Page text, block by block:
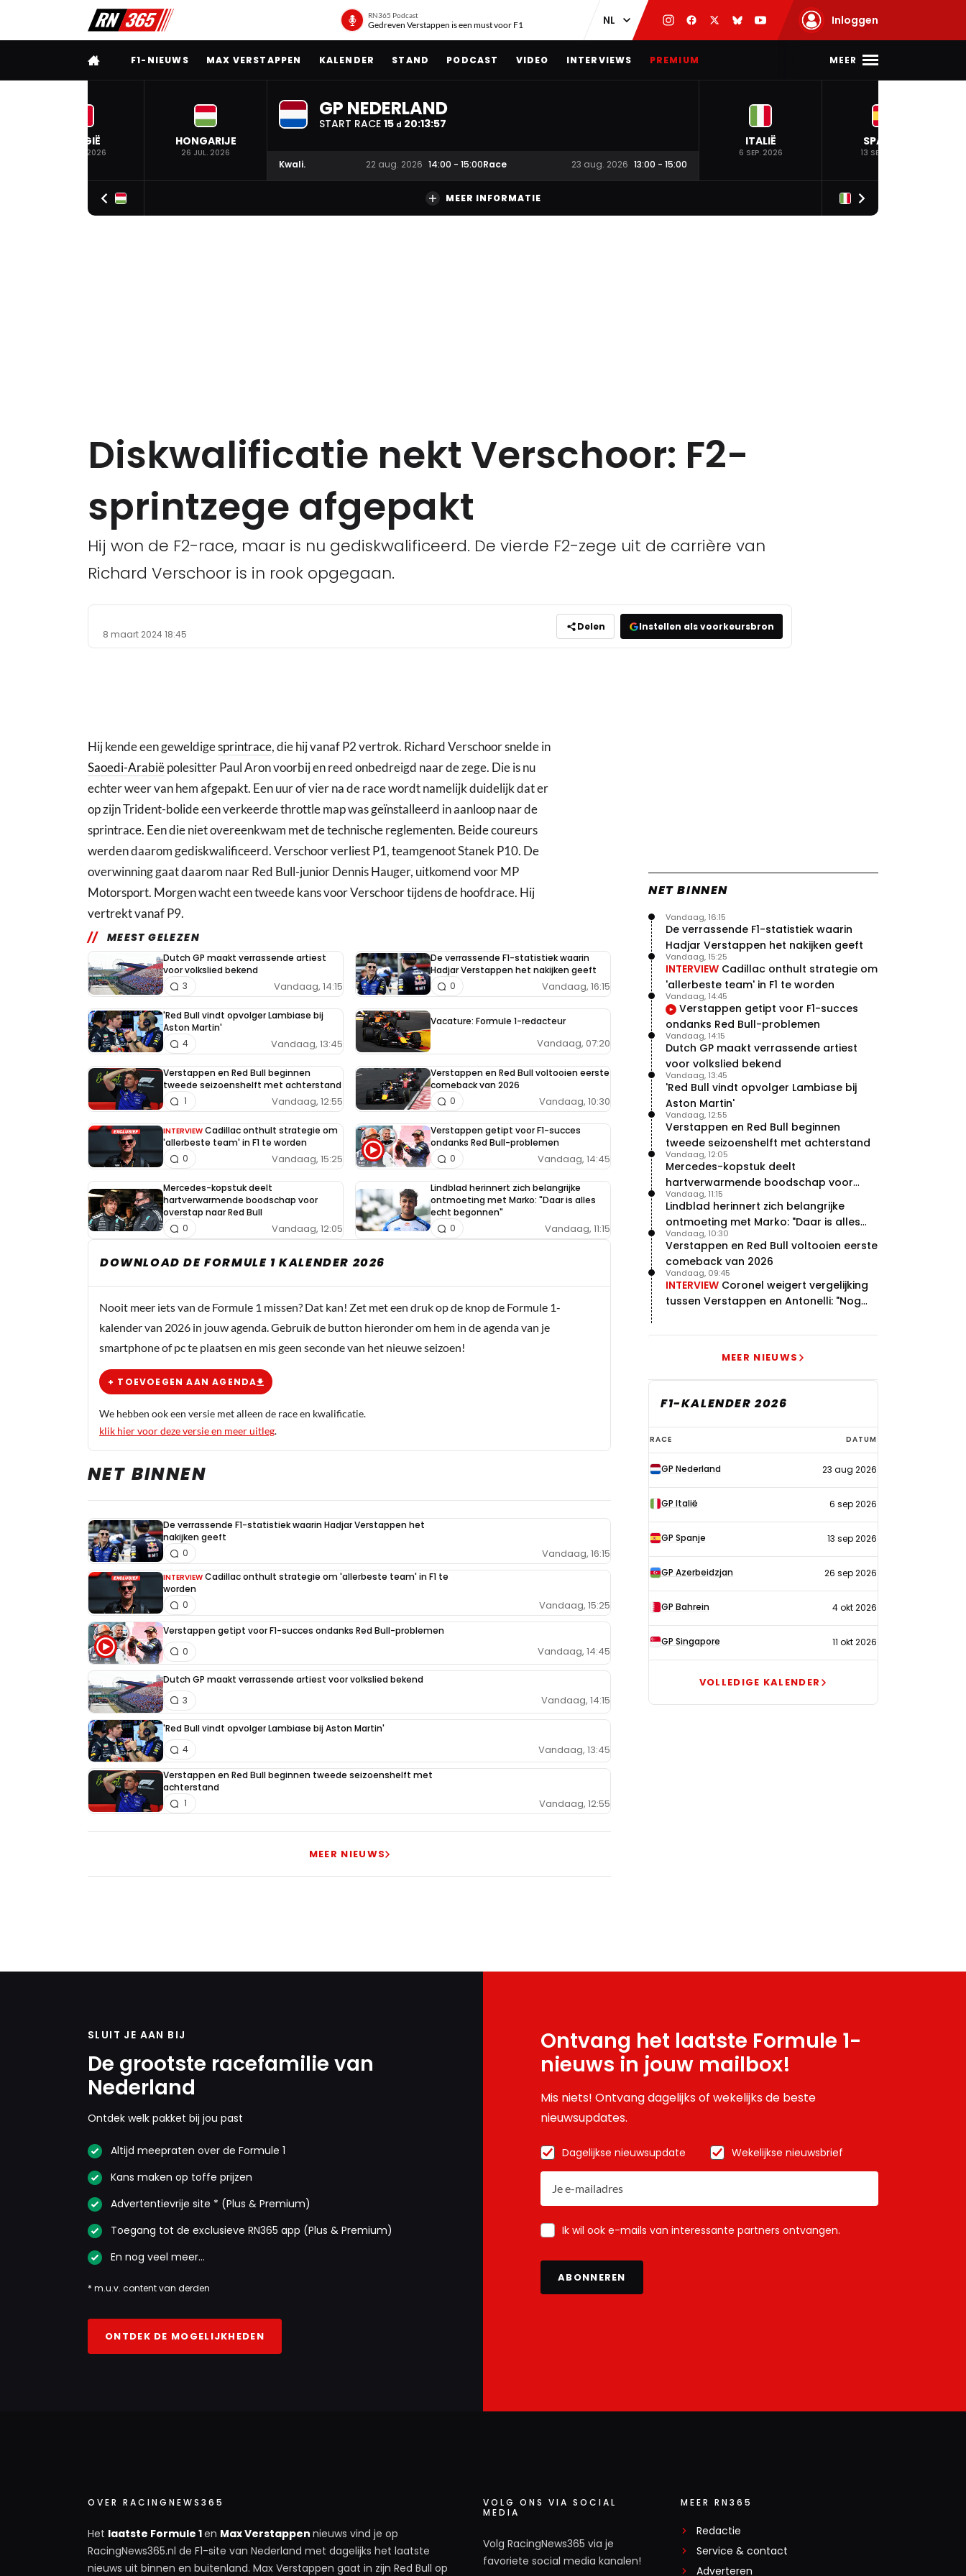
RN365 Podcast
Gedreven Verstappen is een must voor F1 Inloggen
VOLLEDIG MENU
F1-NIEUWS MAX VERSTAPPEN KALENDER STAND PODCAST VIDEO INTERVIEWS PREMIUM MEER
BELGIË
19 JUL. 2026
HONGARIJE
26 JUL. 2026
GP NEDERLAND
START RACE 15 d 20:13:56
Kwali. 22 aug. 2026 14:00 - 15:00Race 23 aug. 2026 13:00 - 15:00
ITALIË
6 SEP. 2026
SPANJE
13 SEP. 2026
MEER INFORMATIE
Diskwalificatie nekt Verschoor: F2-
sprintzege afgepakt
Hij won de F2-race, maar is nu gediskwalificeerd. De vierde F2-zege uit de carrière van
Richard Verschoor is in rook opgegaan.
8 maart 2024 18:45
Delen Instellen als voorkeursbron
Hij kende een geweldigesprintrace, die hij vanaf P2 vertrok. Richard Verschoor snelde in
Saoedi-Arabiëpolesitter Paul Aron voorbij en reed onbedreigd naar de zege. Die is nu
echter weer van hem afgepakt. Een uur of vier na de race wordt namelijk duidelijk dat er
op zijn Trident-bolide een verkeerde throttle map was geïnstalleerd in aanloop naar de
sprintrace. Een die niet overeenkwam met de technische reglementen. Beide coureurs
werden daarom gediskwalificeerd. Verschoor verliest P1, teamgenoot Stanek P10. De
overwinning gaat daarom naar Red Bull-junior Dennis Hauger, uitkomend voor MP
Motorsport. Morgen wacht een tweede kans voor Verschoor tijdens de hoofdrace. Hij
vertrekt vanaf P9.
MEEST GELEZEN
Dutch GP maakt verrassende artiest
voor volkslied bekend
Vandaag, 14:15
3
De verrassende F1-statistiek waarin
Hadjar Verstappen het nakijken geeft
Vandaag, 16:15
0
'Red Bull vindt opvolger Lambiase bij
Aston Martin'
Vandaag, 13:45
4
Vacature: Formule 1-redacteur
Vandaag, 07:20
Verstappen en Red Bull beginnen
tweede seizoenshelft met achterstand
Vandaag, 12:55
1
Verstappen en Red Bull voltooien eerste
comeback van 2026
Vandaag, 10:30
0
INTERVIEW Cadillac onthult strategie om
'allerbeste team' in F1 te worden
Vandaag, 15:25
0
Verstappen getipt voor F1-succes
ondanks Red Bull-problemen
Vandaag, 14:45
0
Mercedes-kopstuk deelt
hartverwarmende boodschap voor
overstap naar Red Bull
Vandaag, 12:05
0
Lindblad herinnert zich belangrijke
ontmoeting met Marko: "Daar is alles
echt begonnen"
Vandaag, 11:15
0
DOWNLOAD DE FORMULE 1 KALENDER 2026
Nooit meer iets van de Formule 1 missen? Dat kan! Zet met een druk op de knop de Formule 1-
kalender van 2026 in jouw agenda. Gebruik de button hieronder om hem in de agenda van je
smartphone of pc te plaatsen en mis geen seconde van het nieuwe seizoen!
+ TOEVOEGEN AAN AGENDA
We hebben ook een versie met alleen de race en kwalificatie.
klik hier voor deze versie en meer uitleg.
NET BINNEN
De verrassende F1-statistiek waarin Hadjar Verstappen het
nakijken geeft
Vandaag, 16:15
0
INTERVIEW Cadillac onthult strategie om 'allerbeste team' in F1 te
worden
Vandaag, 15:25
0
Verstappen getipt voor F1-succes ondanks Red Bull-problemen
Vandaag, 14:45
0
Dutch GP maakt verrassende artiest voor volkslied bekend
Vandaag, 14:15
3
'Red Bull vindt opvolger Lambiase bij Aston Martin'
Vandaag, 13:45
4
Verstappen en Red Bull beginnen tweede seizoenshelft met
achterstand
Vandaag, 12:55
1
MEER NIEUWS
NET BINNEN
De verrassende F1-statistiek waarin
Hadjar Verstappen het nakijken geeft
Vandaag, 16:15
INTERVIEW Cadillac onthult strategie om
'allerbeste team' in F1 te worden
Vandaag, 15:25
Verstappen getipt voor F1-succes
ondanks Red Bull-problemen
Vandaag, 14:45
Dutch GP maakt verrassende artiest
voor volkslied bekend
Vandaag, 14:15
'Red Bull vindt opvolger Lambiase bij
Aston Martin'
Vandaag, 13:45
Verstappen en Red Bull beginnen
tweede seizoenshelft met achterstand
Vandaag, 12:55
Mercedes-kopstuk deelt
hartverwarmende boodschap voor
overstap naar Red Bull
Vandaag, 12:05
Lindblad herinnert zich belangrijke
ontmoeting met Marko: "Daar is alles
echt begonnen"
Vandaag, 11:15
Verstappen en Red Bull voltooien eerste
comeback van 2026
Vandaag, 10:30
INTERVIEW Coronel weigert vergelijking
tussen Verstappen en Antonelli: "Nog
Vandaag, 09:45
MEER NIEUWS
F1-KALENDER 2026
F1-
kalender
2026
RACE DATUM
GP Nederland 23 aug 2026
GP Italië 6 sep 2026
GP Spanje 13 sep 2026
GP Azerbeidzjan 26 sep 2026
GP Bahrein 4 okt 2026
GP Singapore 11 okt 2026
VOLLEDIGE KALENDER
SLUIT JE AAN BIJ
De grootste racefamilie van
Nederland
Ontdek welk pakket bij jou past
Altijd meepraten over de Formule 1
Kans maken op toffe prijzen
Advertentievrije site * (Plus & Premium)
Toegang tot de exclusieve RN365 app (Plus & Premium)
En nog veel meer…
* m.u.v. content van derden
ONTDEK DE MOGELIJKHEDEN
Ontvang het laatste Formule 1-
nieuws in jouw mailbox!
Mis niets! Ontvang dagelijks of wekelijks de beste
nieuwsupdates.
Dagelijkse nieuwsupdate Wekelijkse nieuwsbrief
Ik wil ook e-mails van interessante partners ontvangen.
ABONNEREN
OVER RACINGNEWS365
Het laatste Formule 1en Max Verstappen nieuws vind je op
RacingNews365.nl de F1-site van Nederland met dagelijks het laatste
nieuws uit binnen en buitenland. Max Verstappen gaat in zijn Red Bull op
VOLG ONS VIA SOCIAL
MEDIA
Volg RacingNews365 via je
favoriete social media kanalen!
MEER RN365
Redactie
Service & contact
Adverteren